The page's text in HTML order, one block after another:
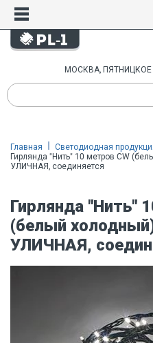
МОСКВА,
Главная Светодиодная
Гирлянда "Нить" 10 метров CW
УЛИЧНАЯ, соединяется
Гирлянда "Нить"
(белый
УЛИЧНАЯ,